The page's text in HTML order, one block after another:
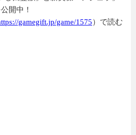
開中！
gamegift.jp/game/1575）で読む